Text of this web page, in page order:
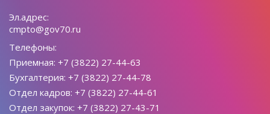
Эл.адрес:
cmpto@gov70.ru
Телефоны:
Приемная: +7 (3822) 27-44-63
Бухгалтерия: +7 (3822) 27-44-78
Отдел кадров: +7 (3822) 27-44-61
Отдел закупок: +7 (3822) 27-43-71